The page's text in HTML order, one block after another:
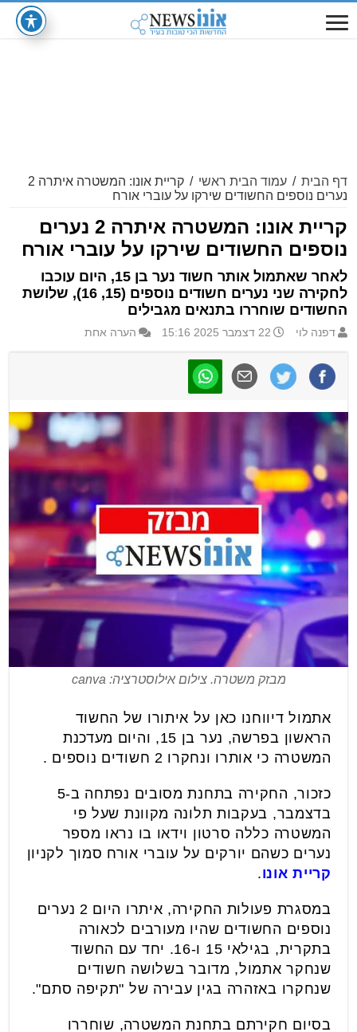
דף הבית / עמוד הבית ראשי /
קריית אונו: המשטרה איתרה 2
נערים נוספים החשודים שירקו על עוברי אורח
קריית אונו: המשטרה איתרה 2 נערים
נוספים החשודים שירקו על עוברי אורח
לאחר שאתמול אותר חשוד נער בן 15, היום עוכבו
לחקירה שני נערים חשודים נוספים (15, 16), שלושת
החשודים שוחררו בתנאים מגבילים
דפנה לוי 22 דצמבר 2025 15:16 הערה אחת
מבזק משטרה. צילום אילוסטרציה: canva
אתמול דיווחנו כאן על איתורו של החשוד
הראשון בפרשה, נער בן 15, והיום מעדכנת
המשטרה כי אותרו ונחקרו 2 חשודים נוספים .
כזכור, החקירה בתחנת מסובים נפתחה ב-5
בדצמבר, בעקבות תלונה מקוונת שעל פי
המשטרה כללה סרטון וידאו בו נראו מספר
נערים כשהם יורקים על עוברי אורח סמוך לקניון
קריית אונו.
במסגרת פעולות החקירה, איתרו היום 2 נערים
נוספים החשודים שהיו מעורבים לכאורה
בתקרית, בגילאי 15 ו-16. יחד עם החשוד
שנחקר אתמול, מדובר בשלושה חשודים
שנחקרו באזהרה בגין עבירה של "תקיפה סתם".
בסיום חקירתם בתחנת המשטרה, שוחררו